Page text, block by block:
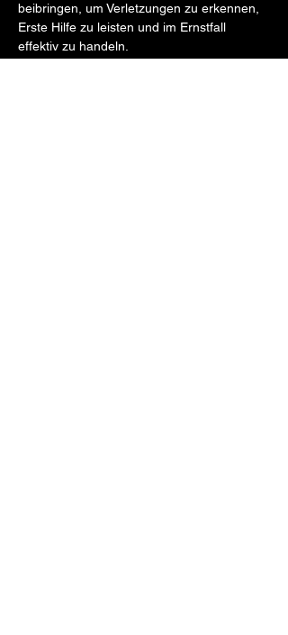
beibringen, um Verletzungen zu erkennen,
Erste Hilfe zu leisten und im Ernstfall
effektiv zu handeln.